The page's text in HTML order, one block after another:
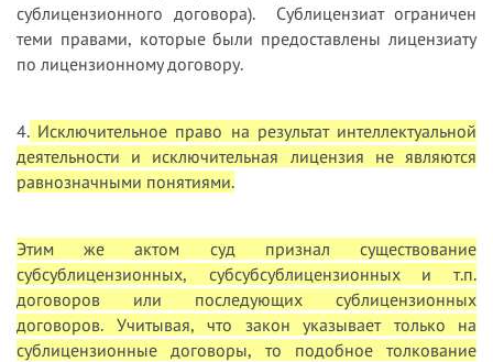
сублицензионного договора). Сублицензиат ограничен
теми правами, которые были предоставлены лицензиату
по лицензионному договору.
4. Исключительное право на результат интеллектуальной
деятельности и исключительная лицензия не являются
равнозначными понятиями.
Этим же актом суд признал существование
субсублицензионных, субсубсублицензионных и т.п.
договоров или последующих сублицензионных
договоров. Учитывая, что закон указывает только на
сублицензионные договоры, то подобное толкование